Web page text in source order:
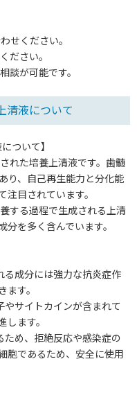
せください。
ださい。
が可能です。
清液について
ついて】
れた培養上清液です。歯髄
り、自己再生能力と分化能
目されています。
する過程で生成される上清
を多く含んでいます。
成分には強力な抗炎症作
す。
サイトカインが含まれて
ます。
め、拒絶反応や感染症の
胞であるため、安全に使用